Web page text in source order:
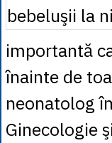
importantă
înainte de
neonatolog
Ginecologie